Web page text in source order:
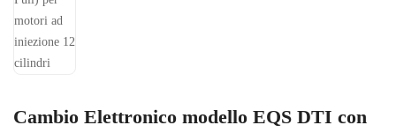
Cambio Elettronico modello EQS DTI con